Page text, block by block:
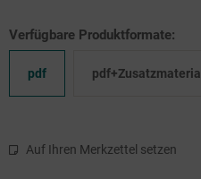
Verfügbare Produktformate:
pdf pdf+Zusatzmaterial
Auf Ihren Merkzettel setzen